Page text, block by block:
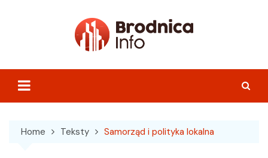
Home Teksty Samorząd i polityka lokalna